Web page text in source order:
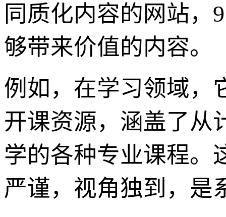
同质化内容的网站，
够带来价值的内容。
例如，在学习领域，
开课资源，涵盖了从
学的各种专业课程。
严谨，视角独到，是